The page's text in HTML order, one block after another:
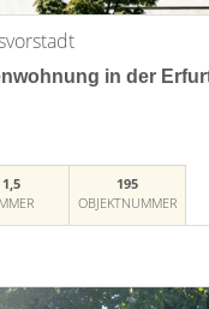
in der
1,5
195
OBJEKTNUMMER